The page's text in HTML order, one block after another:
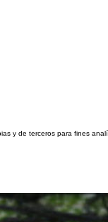
y de terceros para fines